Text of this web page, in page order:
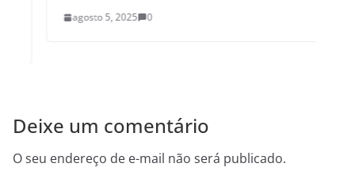
agosto 5, 2025 0
Deixe um comentário
O seu endereço de e-mail não será publicado.